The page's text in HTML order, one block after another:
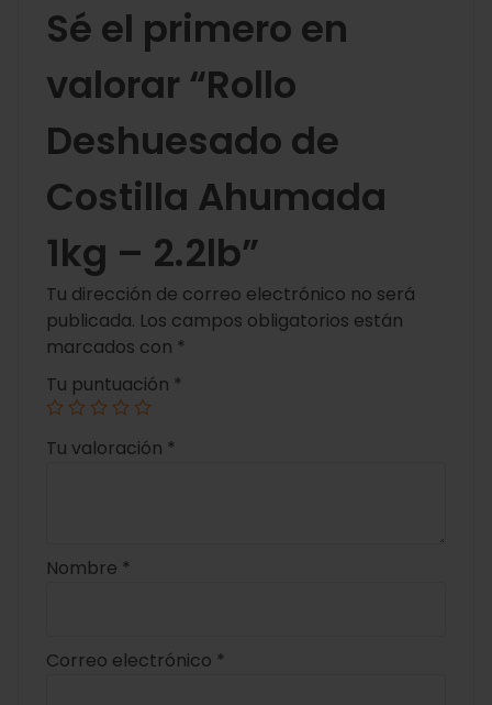
Sé el primero en
valorar “Rollo
Deshuesado de
Costilla Ahumada
1kg – 2.2lb”
Tu dirección de correo electrónico no será
publicada. Los campos obligatorios están
marcados con *
Tu puntuación *
Tu valoración *
Nombre *
Correo electrónico *